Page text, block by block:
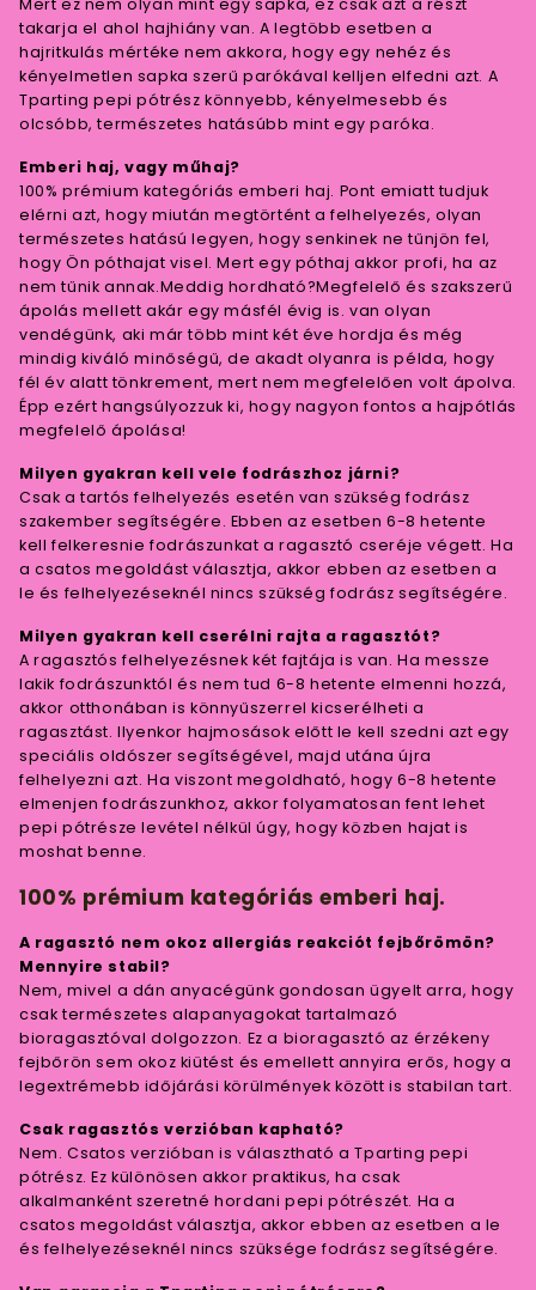
Mert ez nem olyan mint egy sapka, ez csak azt a részt
takarja el ahol hajhiány van. A legtöbb esetben a
hajritkulás mértéke nem akkora, hogy egy nehéz és
kényelmetlen sapka szerű parókával kelljen elfedni azt. A
Tparting pepi pótrész könnyebb, kényelmesebb és
olcsóbb, természetes hatásúbb mint egy paróka.
Emberi haj, vagy műhaj?
100% prémium kategóriás emberi haj. Pont emiatt tudjuk
elérni azt, hogy miután megtörtént a felhelyezés, olyan
természetes hatású legyen, hogy senkinek ne tűnjön fel,
hogy Ön póthajat visel. Mert egy póthaj akkor profi, ha az
nem tűnik annak.Meddig hordható?Megfelelő és szakszerű
ápolás mellett akár egy másfél évig is. van olyan
vendégünk, aki már több mint két éve hordja és még
mindig kiváló minőségű, de akadt olyanra is példa, hogy
fél év alatt tönkrement, mert nem megfelelően volt ápolva.
Épp ezért hangsúlyozzuk ki, hogy nagyon fontos a hajpótlás
megfelelő ápolása!
Milyen gyakran kell vele fodrászhoz járni?
Csak a tartós felhelyezés esetén van szükség fodrász
szakember segítségére. Ebben az esetben 6-8 hetente
kell felkeresnie fodrászunkat a ragasztó cseréje végett. Ha
a csatos megoldást választja, akkor ebben az esetben a
le és felhelyezéseknél nincs szükség fodrász segítségére.
Milyen gyakran kell cserélni rajta a ragasztót?
A ragasztós felhelyezésnek két fajtája is van. Ha messze
lakik fodrászunktól és nem tud 6-8 hetente elmenni hozzá,
akkor otthonában is könnyűszerrel kicserélheti a
ragasztást. Ilyenkor hajmosások előtt le kell szedni azt egy
speciális oldószer segítségével, majd utána újra
felhelyezni azt. Ha viszont megoldható, hogy 6-8 hetente
elmenjen fodrászunkhoz, akkor folyamatosan fent lehet
pepi pótrésze levétel nélkül úgy, hogy közben hajat is
moshat benne.
100% prémium kategóriás emberi haj.
A ragasztó nem okoz allergiás reakciót fejbőrömön?
Mennyire stabil?
Nem, mivel a dán anyacégünk gondosan ügyelt arra, hogy
csak természetes alapanyagokat tartalmazó
bioragasztóval dolgozzon. Ez a bioragasztó az érzékeny
fejbőrön sem okoz kiütést és emellett annyira erős, hogy a
legextrémebb időjárási körülmények között is stabilan tart.
Csak ragasztós verzióban kapható?
Nem. Csatos verzióban is választható a Tparting pepi
pótrész. Ez különösen akkor praktikus, ha csak
alkalmanként szeretné hordani pepi pótrészét. Ha a
csatos megoldást választja, akkor ebben az esetben a le
és felhelyezéseknél nincs szüksége fodrász segítségére.